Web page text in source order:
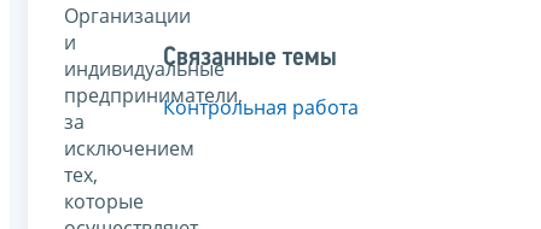
Организации
и
индивидуальные
предприниматели,
за
исключением
тех,
которые
Связанные темы
Контрольная работа